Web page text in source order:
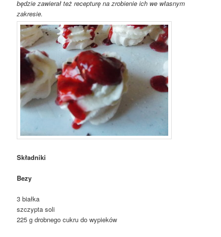
będzie zawierał też recepturę na zrobienie ich we własnym
zakresie.
Składniki
Bezy
3 białka
szczypta soli
225 g drobnego cukru do wypieków